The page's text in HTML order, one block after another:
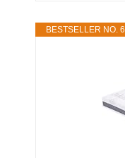
BESTSELLER NO. 6